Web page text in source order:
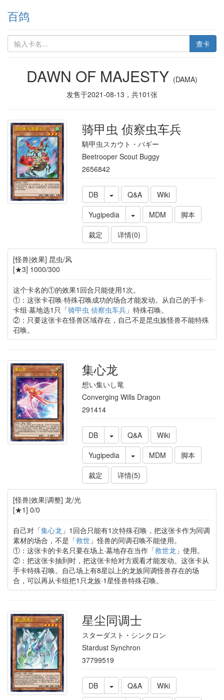
百鸽
查卡
DAWN OF MAJESTY (DAMA)
发售于2021-08-13 ，共101张
骑甲虫 侦察虫车兵
騎甲虫スカウト・バギー
Beetrooper Scout Buggy
2656842
DB Q&A
Wiki
Yugipedia
MDM
脚本
裁定
详情(0)
[怪兽|效果] 昆虫/风
[★3] 1000/300
这个卡名的①的效果1回合只能使用1次。
①：这张卡召唤·特殊召唤成功的场合才能发动。从自己的手卡·
卡组·墓地选1只「骑甲虫 侦察虫车兵」特殊召唤。
②：只要这张卡在怪兽区域存在，自己不是昆虫族怪兽不能特殊
召唤。
集心龙
想い集いし竜
Converging Wills Dragon
291414
DB Q&A
Wiki
Yugipedia
MDM
脚本
裁定
详情(5)
[怪兽|效果|调整] 龙/光
[★1] 0/0
自己对「集心龙 」1回合只能有1次特殊召唤，把这张卡作为同调
素材的场合，不是「救世」怪兽的同调召唤不能使用。
①：这张卡的卡名只要在场上·墓地存在当作「救世龙 」使用。
②：把这张卡抽到时，把这张卡给对方观看才能发动。这张卡从
手卡特殊召唤。自己场上有8星以上的龙族同调怪兽存在的场
合，可以再从卡组把1只龙族·1星怪兽特殊召唤。
星尘同调士
スターダスト・シンクロン
Stardust Synchron
37799519
DB Q&A
Wiki